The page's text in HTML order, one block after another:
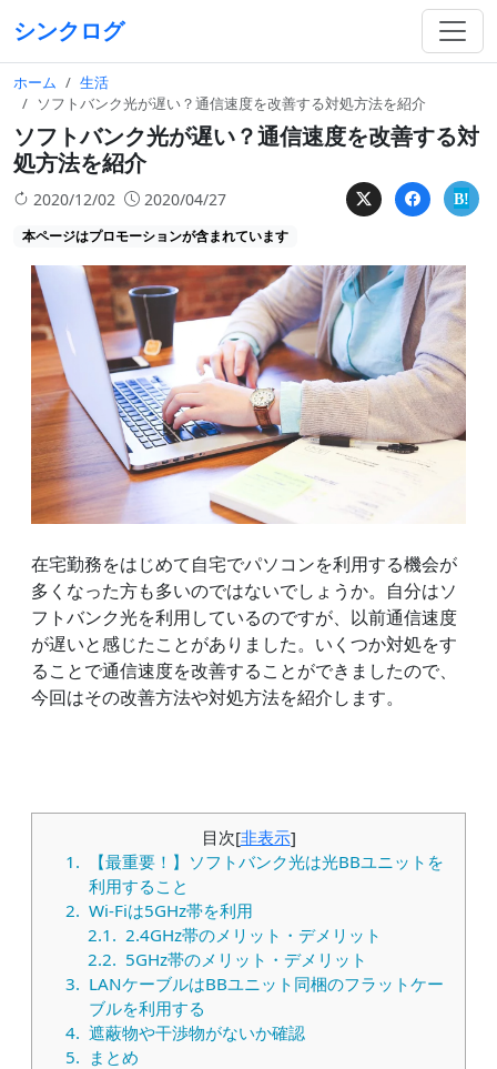
シンクログ
ホーム
生活
ソフトバンク光が遅い？通信速度を改善する対処方法を紹介
ソフトバンク光が遅い？通信速度を改善する対
処方法を紹介
2020/12/02 2020/04/27
本ページはプロモーションが含まれています
在宅勤務をはじめて自宅でパソコンを利用する機会が
多くなった方も多いのではないでしょうか。自分はソ
フトバンク光を利用しているのですが、以前通信速度
が遅いと感じたことがありました。いくつか対処をす
ることで通信速度を改善することができましたので、
今回はその改善方法や対処方法を紹介します。
目次[非表示]
1.
【最重要！】ソフトバンク光は光BBユニットを
利用すること
2. Wi-Fiは5GHz帯を利用
2.1. 2.4GHz帯のメリット・デメリット
2.2. 5GHz帯のメリット・デメリット
3. LANケーブルはBBユニット同梱のフラットケー
ブルを利用する
4. 遮蔽物や干渉物がないか確認
5. まとめ